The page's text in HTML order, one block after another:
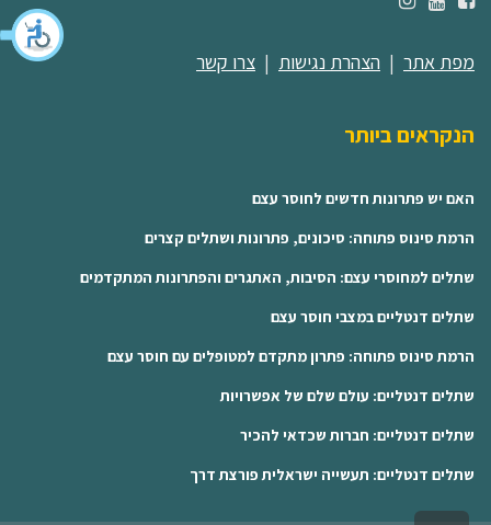
מפת אתר | הצהרת נגישות | צרו קשר
הנקראים ביותר
האם יש פתרונות חדשים לחוסר עצם
הרמת סינוס פתוחה: סיכונים, פתרונות ושתלים קצרים
שתלים למחוסרי עצם: הסיבות, האתגרים והפתרונות המתקדמים
שתלים דנטליים במצבי חוסר עצם
הרמת סינוס פתוחה: פתרון מתקדם למטופלים עם חוסר עצם
שתלים דנטליים: עולם שלם של אפשרויות
שתלים דנטליים: חברות שכדאי להכיר
שתלים דנטליים: תעשייה ישראלית פורצת דרך